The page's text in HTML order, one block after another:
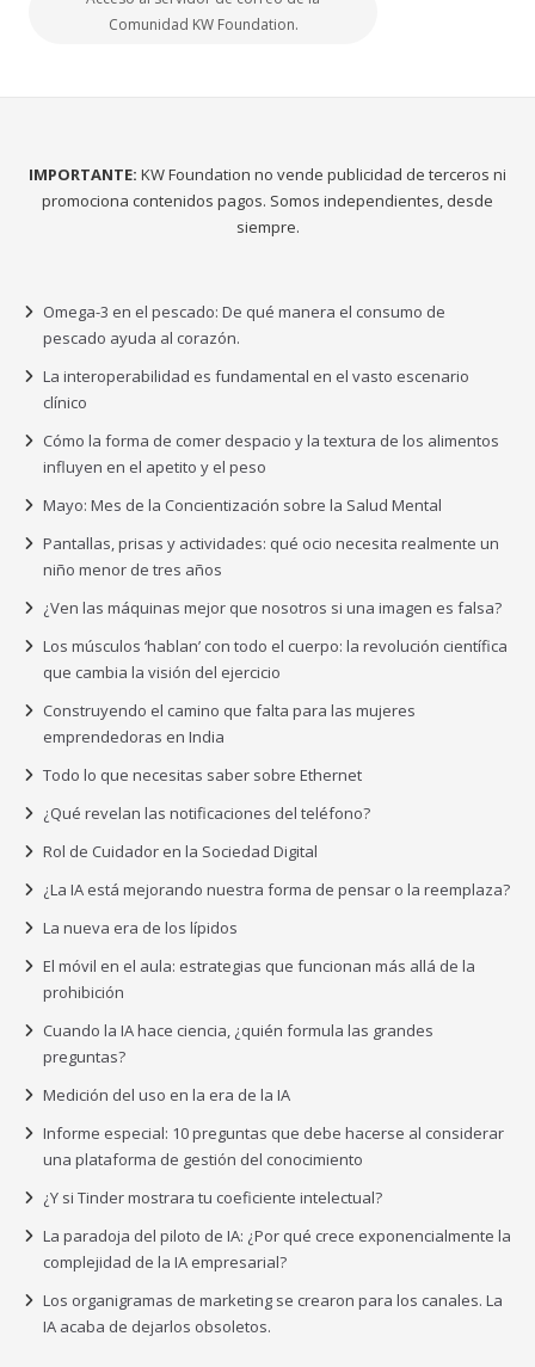
Comunidad KW Foundation.
IMPORTANTE: KW Foundation no vende publicidad de terceros ni
promociona contenidos pagos. Somos independientes, desde
siempre.
Omega-3 en el pescado: De qué manera el consumo de
pescado ayuda al corazón.
La interoperabilidad es fundamental en el vasto escenario
clínico
Cómo la forma de comer despacio y la textura de los alimentos
influyen en el apetito y el peso
Mayo: Mes de la Concientización sobre la Salud Mental
Pantallas, prisas y actividades: qué ocio necesita realmente un
niño menor de tres años
¿Ven las máquinas mejor que nosotros si una imagen es falsa?
Los músculos ‘hablan’ con todo el cuerpo: la revolución científica
que cambia la visión del ejercicio
Construyendo el camino que falta para las mujeres
emprendedoras en India
Todo lo que necesitas saber sobre Ethernet
¿Qué revelan las notificaciones del teléfono?
Rol de Cuidador en la Sociedad Digital
¿La IA está mejorando nuestra forma de pensar o la reemplaza?
La nueva era de los lípidos
El móvil en el aula: estrategias que funcionan más allá de la
prohibición
Cuando la IA hace ciencia, ¿quién formula las grandes
preguntas?
Medición del uso en la era de la IA
Informe especial: 10 preguntas que debe hacerse al considerar
una plataforma de gestión del conocimiento
¿Y si Tinder mostrara tu coeficiente intelectual?
La paradoja del piloto de IA: ¿Por qué crece exponencialmente la
complejidad de la IA empresarial?
Los organigramas de marketing se crearon para los canales. La
IA acaba de dejarlos obsoletos.